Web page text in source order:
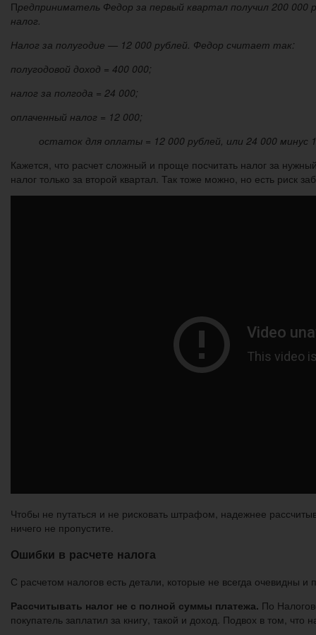
Предприниматель Федор за первый квартал получил 200
налог.
Налог за полугодие — 12 000 рублей. Федор считает так:
полугодовой доход = 400 000;
налог за полгода = 24 000;
оплаченный налог = 12 000;
остаток для оплаты = 12 000 рублей, или 24 000 минус
Кажется, что расчет сложный и проще посчитать налог за
налог только за второй квартал. Так тоже можно, но есть риск
Чтобы не путаться и не рисковать штрафом, надежнее
ничего не пропустите.
Ошибки в расчете налога
С расчетом налогов есть детали, которые не всегда очевидны
Рассчитывать налог не с полной суммы платежа. По
покупатель заплатил за книгу, такой и доход. Подвох в том,